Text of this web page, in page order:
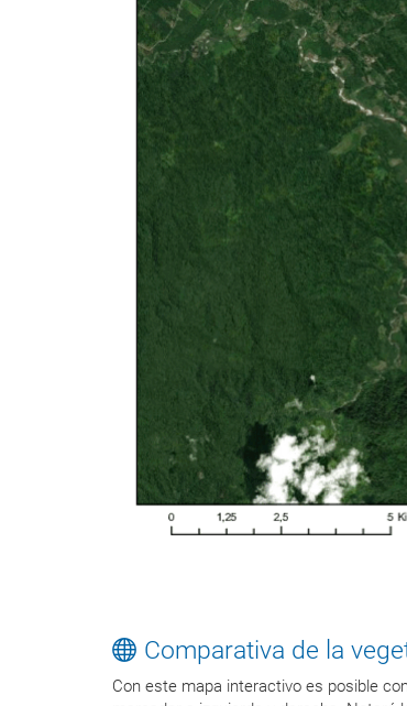
Comparativa de la
Con este mapa interactivo es posible